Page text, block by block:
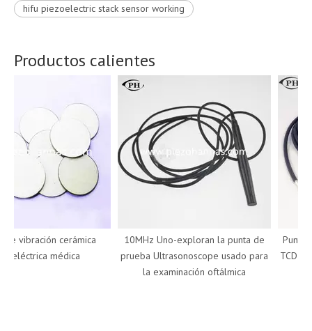
hifu piezoelectric stack sensor working
Productos calientes
vibración cerámica
médica
10MHz Uno-exploran la punta de
prueba Ultrasonoscope usado para
la examinación oftálmica
Punta
TCD